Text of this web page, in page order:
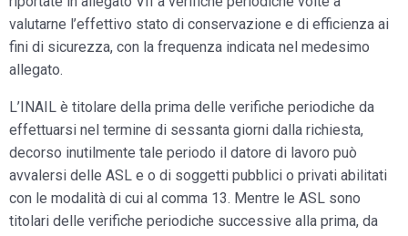
valutarne l’effettivo stato di conservazione e di efficienza ai
fini di sicurezza, con la frequenza indicata nel medesimo
allegato.
L’INAIL è titolare della prima delle verifiche periodiche da
effettuarsi nel termine di sessanta giorni dalla richiesta,
decorso inutilmente tale periodo il datore di lavoro può
avvalersi delle ASL e o di soggetti pubblici o privati abilitati
con le modalità di cui al comma 13. Mentre le ASL sono
titolari delle verifiche periodiche successive alla prima, da